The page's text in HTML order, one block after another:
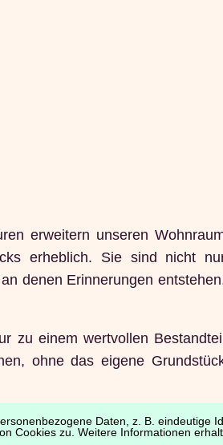
Daten, z. B. eindeutige
Cookies zu. Weitere Informationen
erweitern unseren
erheblich. Sie sind nicht
denen Erinnerungen
zu einem wertvollen Bestandteil
ohne das eigene